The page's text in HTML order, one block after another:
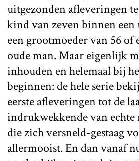
uitgezonden afleveringen
kind van zeven binnen
een grootmoeder van 56 of
oude man. Maar eigenlijk
inhouden en helemaal bij
beginnen: de hele serie
eerste afleveringen tot de
indrukwekkende van echte
die zich versneld-gestaag
allermooist. En dan vanaf